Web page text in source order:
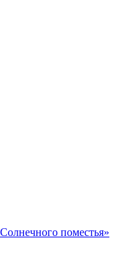
поместья»